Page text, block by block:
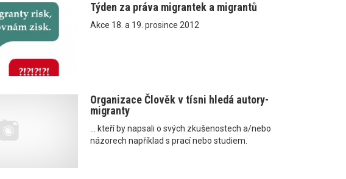
Týden za práva migrantek a migrantů
Akce 18. a 19. prosince 2012
Organizace Člověk v tísni hledá autory-
migranty
... kteří by napsali o svých zkušenostech a/nebo
názorech například s prací nebo studiem.